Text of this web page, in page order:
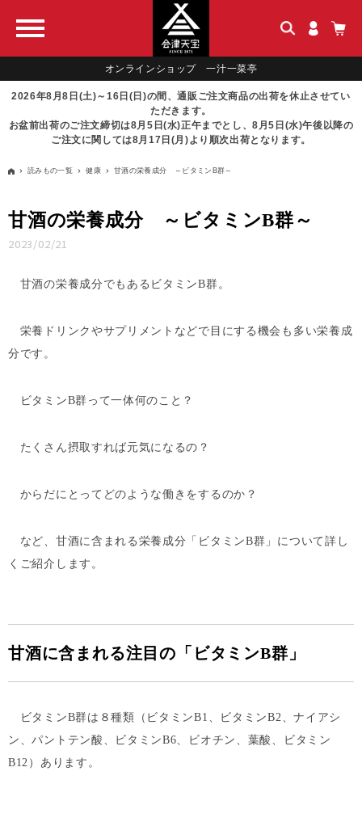
オンラインショップ 一汁一菜亭
2026年8月8日(土)～16日(日)の間、通販ご注文商品の出荷を休止させてい
ただきます。
お盆前出荷のご注文締切は8月5日(水)正午までとし、8月5日(水)午後以降の
ご注文に関しては8月17日(月)より順次出荷となります。
読みもの一覧 健康 甘酒の栄養成分 ～ビタミンB群～
甘酒の栄養成分 ～ビタミンB群～
2023/02/21
甘酒の栄養成分でもあるビタミンB群。
栄養ドリンクやサプリメントなどで目にする機会も多い栄養成
分です。
ビタミンB群って一体何のこと？
たくさん摂取すれば元気になるの？
からだにとってどのような働きをするのか？
など、甘酒に含まれる栄養成分「ビタミンB群」について詳し
くご紹介します。
甘酒に含まれる注目の「ビタミンB群」
ビタミンB群は８種類（ビタミンB1、ビタミンB2、ナイアシ
ン、パントテン酸、ビタミンB6、ビオチン、葉酸、ビタミン
B12）あります。